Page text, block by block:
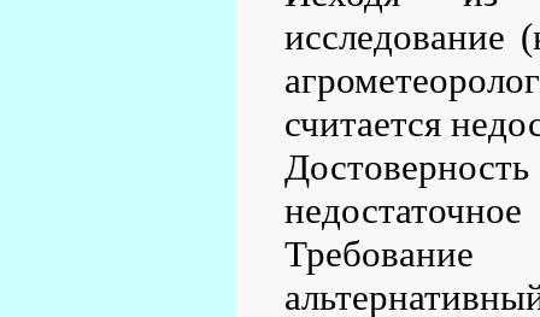
исследование
считается
Требование